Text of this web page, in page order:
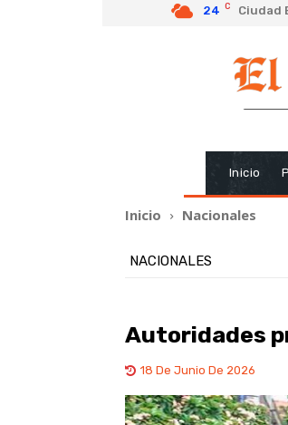
24 C Ciudad
Inicio
Inicio Nacionales
NACIONALES
Autoridades
18 De Junio De 2026